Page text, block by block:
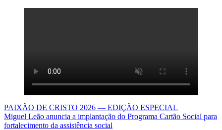
Navegação
de
PAIXÃO DE CRISTO 2026 — EDIÇÃO ESPECIAL
Miguel Leão anuncia a implantação do Programa Cartão Social para
fortalecimento da assistência social